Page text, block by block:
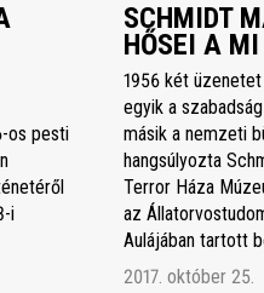
os pesti
i
SCHMIDT
HŐSEI A
1956 két
egyik a
másik a nemzeti
hangsúlyozta
Terror Háza
az
Aulájában tartott
2017. október 25.